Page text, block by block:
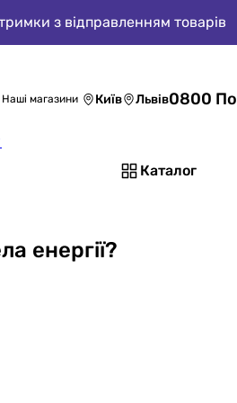
з відправленням товарів
Наші магазини Київ Львів0800
Каталог
енергії?